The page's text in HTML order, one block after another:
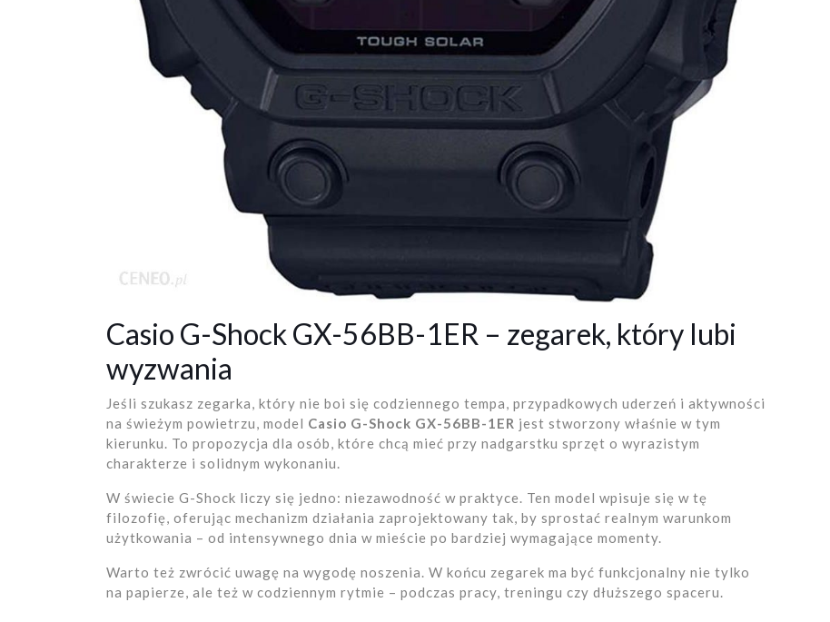
Casio G-Shock GX-56BB-1ER – zegarek, który lubi
wyzwania
Jeśli szukasz zegarka, który nie boi się codziennego tempa, przypadkowych uderzeń i aktywności
na świeżym powietrzu, model Casio G-Shock GX-56BB-1ER jest stworzony właśnie w tym
kierunku. To propozycja dla osób, które chcą mieć przy nadgarstku sprzęt o wyrazistym
charakterze i solidnym wykonaniu.
W świecie G-Shock liczy się jedno: niezawodność w praktyce. Ten model wpisuje się w tę
filozofię, oferując mechanizm działania zaprojektowany tak, by sprostać realnym warunkom
użytkowania – od intensywnego dnia w mieście po bardziej wymagające momenty.
Warto też zwrócić uwagę na wygodę noszenia. W końcu zegarek ma być funkcjonalny nie tylko
na papierze, ale też w codziennym rytmie – podczas pracy, treningu czy dłuższego spaceru.